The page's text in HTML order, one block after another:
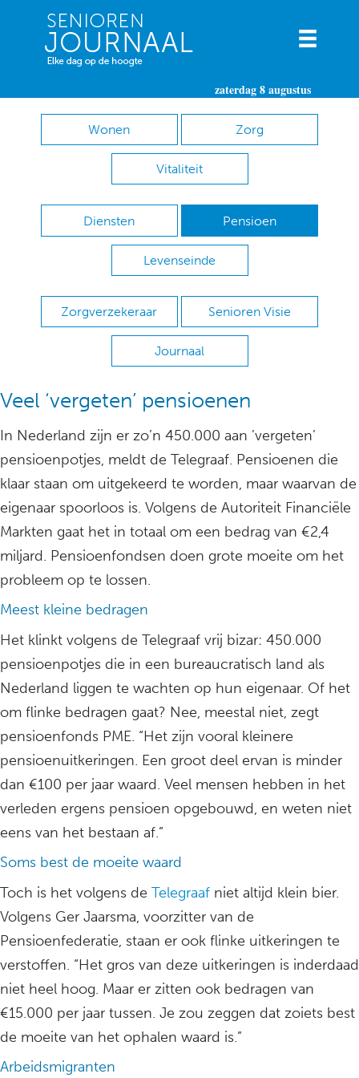
zaterdag 8 augustus
Wonen Zorg
Vitaliteit
Diensten Pensioen
Levenseinde
Zorgverzekeraar Senioren Visie
Journaal
Veel ‘vergeten’ pensioenen
In Nederland zijn er zo’n 450.000 aan ’vergeten’
pensioenpotjes, meldt de Telegraaf. Pensioenen die
klaar staan om uitgekeerd te worden, maar waarvan de
eigenaar spoorloos is. Volgens de Autoriteit Financiële
Markten gaat het in totaal om een bedrag van €2,4
miljard. Pensioenfondsen doen grote moeite om het
probleem op te lossen.
Meest kleine bedragen
Het klinkt volgens de Telegraaf vrij bizar: 450.000
pensioenpotjes die in een bureaucratisch land als
Nederland liggen te wachten op hun eigenaar. Of het
om flinke bedragen gaat? Nee, meestal niet, zegt
pensioenfonds PME. “Het zijn vooral kleinere
pensioenuitkeringen. Een groot deel ervan is minder
dan €100 per jaar waard. Veel mensen hebben in het
verleden ergens pensioen opgebouwd, en weten niet
eens van het bestaan af.”
Soms best de moeite waard
Toch is het volgens de Telegraaf niet altijd klein bier.
Volgens Ger Jaarsma, voorzitter van de
Pensioenfederatie, staan er ook flinke uitkeringen te
verstoffen. “Het gros van deze uitkeringen is inderdaad
niet heel hoog. Maar er zitten ook bedragen van
€15.000 per jaar tussen. Je zou zeggen dat zoiets best
de moeite van het ophalen waard is.”
Arbeidsmigranten